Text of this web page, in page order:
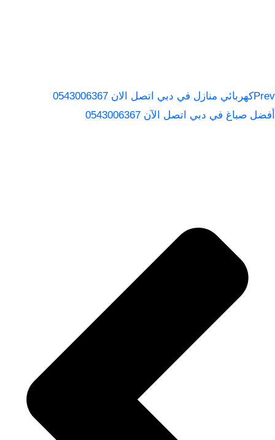
Prevكهربائي منازل في دبي اتصل الان 0543006367
أفضل صباغ في دبي اتصل الآن 0543006367